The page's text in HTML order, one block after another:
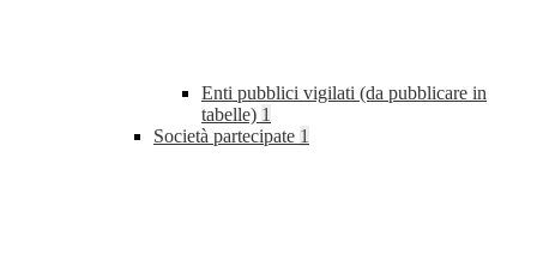
Enti pubblici vigilati (da pubblicare in
tabelle) 1
Società partecipate 1